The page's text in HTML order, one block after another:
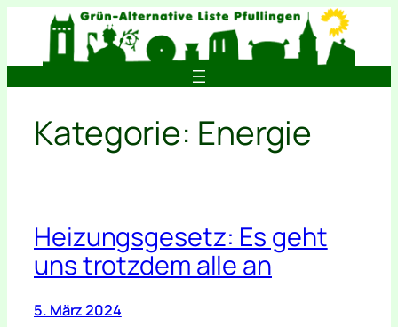
springen
Kategorie: Energie
Heizungsgesetz: Es geht
uns trotzdem alle an
5. März 2024